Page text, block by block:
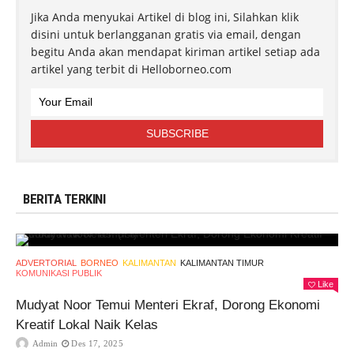
Jika Anda menyukai Artikel di blog ini, Silahkan klik
disini untuk berlangganan gratis via email, dengan
begitu Anda akan mendapat kiriman artikel setiap ada
artikel yang terbit di Helloborneo.com
BERITA TERKINI
ADVERTORIAL BORNEO KALIMANTAN KALIMANTAN TIMUR
KOMUNIKASI PUBLIK
Like
Mudyat Noor Temui Menteri Ekraf, Dorong Ekonomi
Kreatif Lokal Naik Kelas
Admin Des 17, 2025